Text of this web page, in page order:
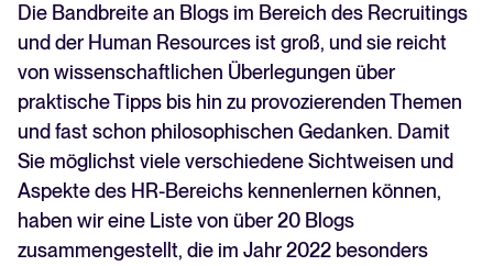
17. Beekeeper HR-Blog
18. Noch ein HR-Blog
19. Personalmanagement-Blog
20. Mindchanger
21. Rehm-Blog
22. Blog der Fraunhofer Arbeitswirtschaft
23. Die Grüne 3
24. Employerreputation
25. Henrik Zaborowski HR-Blog
26. HR is not a crime-Blog
Die Bandbreite an Blogs im Bereich des Recruitings
und der Human Resources ist groß, und sie reicht
von wissenschaftlichen Überlegungen über
praktische Tipps bis hin zu provozierenden Themen
und fast schon philosophischen Gedanken. Damit
Sie möglichst viele verschiedene Sichtweisen und
Aspekte des HR-Bereichs kennenlernen können,
haben wir eine Liste von über 20 Blogs
zusammengestellt, die im Jahr 2022 besonders